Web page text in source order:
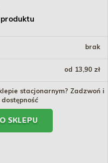
brak
od 13,90 zł
stacjonarnym? Zadzwoń i
SKLEPU